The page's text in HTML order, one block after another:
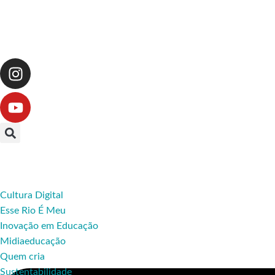
Cultura Digital
Esse Rio É Meu
Inovação em Educação
Midiaeducação
Quem cria
Sustentabilidade